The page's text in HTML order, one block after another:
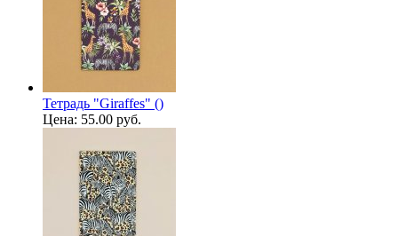
Тетрадь "Giraffes" ()
Цена: 55.00 руб.